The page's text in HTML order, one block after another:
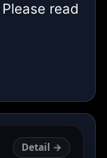
read
Detail →